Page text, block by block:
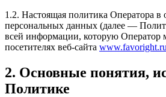
1.2. Настоящая политика Оператора в
персональных данных (далее —
всей информации, которую Оператор
посетителях веб-сайта www.favoright.ru
2. Основные понятия,
Политике